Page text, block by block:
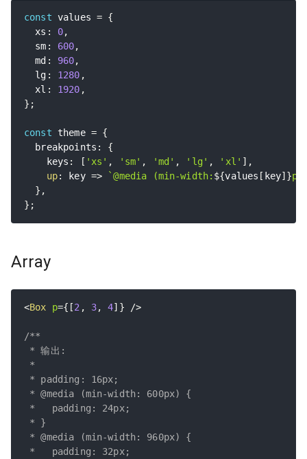
const values = {
  xs
: 0,
  sm
: 600,
  md
: 960,
  lg
: 1280 ,
  xl
: 1920 ,
} ;
const theme = {
  breakpoints
:
{
    keys
: [ 'xs' , 'sm' , 'md' , 'lg' , 'xl' ] ,
up: key => `@media (min-width: ${values [ key] }
} ,
} ;
Array
<Box p={ [2 , 3, 4] } />
/**
* 输出:
*
* padding: 16px;
* @media (min-width: 600px) {
*   padding: 24px;
* }
* @media (min-width: 960px) {
*   padding: 32px;